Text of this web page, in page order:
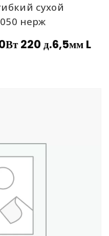
сухой
нерж
220 д.6,5мм L